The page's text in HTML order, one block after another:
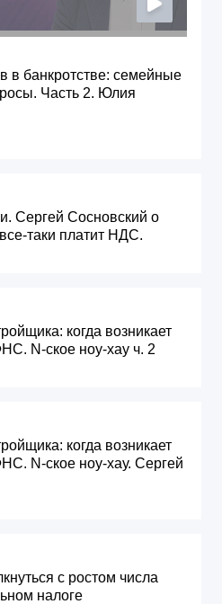
в банкротстве: семейные
Часть 2. Юлия
Сергей Сосновский о
таки платит НДС.
когда возникает
N-ское ноу-хау ч. 2
когда возникает
N-ское ноу-хау. Сергей
с ростом числа
налоге